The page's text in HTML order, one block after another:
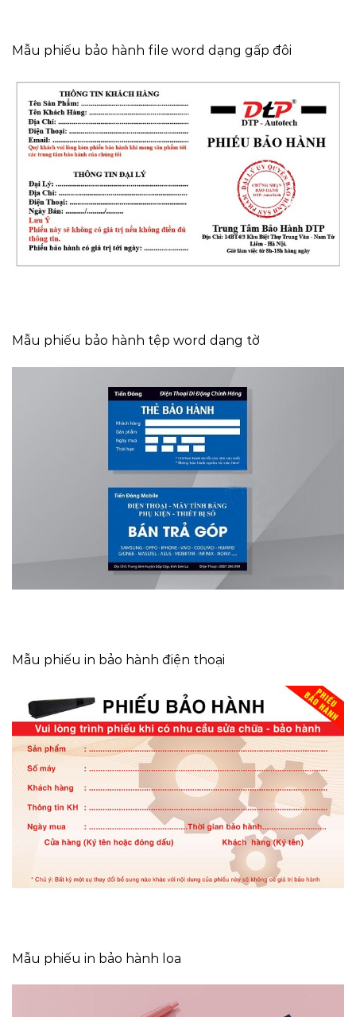
Mẫu phiếu bảo hành file word dạng gấp đôi
Mẫu phiếu bảo hành tệp word dạng tờ
Mẫu phiếu in bảo hành điện thoại
Mẫu phiếu in bảo hành loa